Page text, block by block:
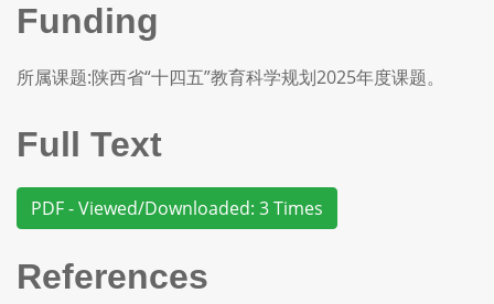
Funding
所属课题:陕西省“十四五”教育科学规划2025年度课题。
Full Text
PDF - Viewed/Downloaded: 3 Times
References